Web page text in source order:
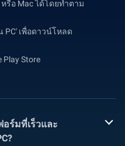
หรือ Mac ได้โดยทำตาม
PC' เพื่อดาวน์โหลด
Store
ร์มที่เร็วและ